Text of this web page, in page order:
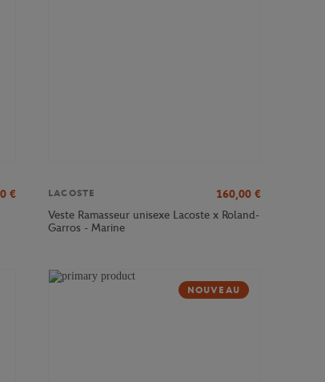
€
LACOSTE 160,00 €
Veste Ramasseur unisexe Lacoste x Roland-
Garros - Marine
NOUVEAU